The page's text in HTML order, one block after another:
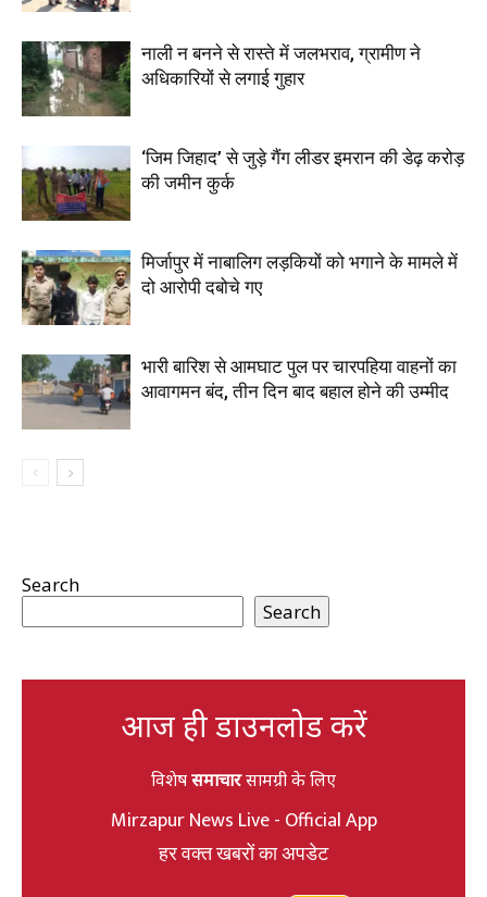
नाली न बनने से रास्ते में जलभराव, ग्रामीण ने
अधिकारियों से लगाई गुहार
‘जिम जिहाद’ से जुड़े गैंग लीडर इमरान की डेढ़ करोड़
की जमीन कुर्क
मिर्जापुर में नाबालिग लड़कियों को भगाने के मामले में
दो आरोपी दबोचे गए
भारी बारिश से आमघाट पुल पर चारपहिया वाहनों का
आवागमन बंद, तीन दिन बाद बहाल होने की उम्मीद
Search
Search
आज ही डाउनलोड करें
विशेषसमाचारसामग्री के लिए
Mirzapur News Live - Official App
हर वक्त खबरों का अपडेट